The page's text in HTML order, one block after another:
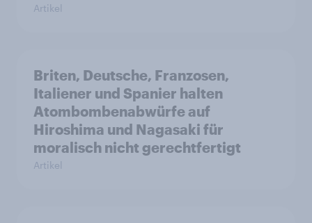
Artikel
Briten, Deutsche, Franzosen,
Italiener und Spanier halten
Atombombenabwürfe auf
Hiroshima und Nagasaki für
moralisch nicht gerechtfertigt
Artikel